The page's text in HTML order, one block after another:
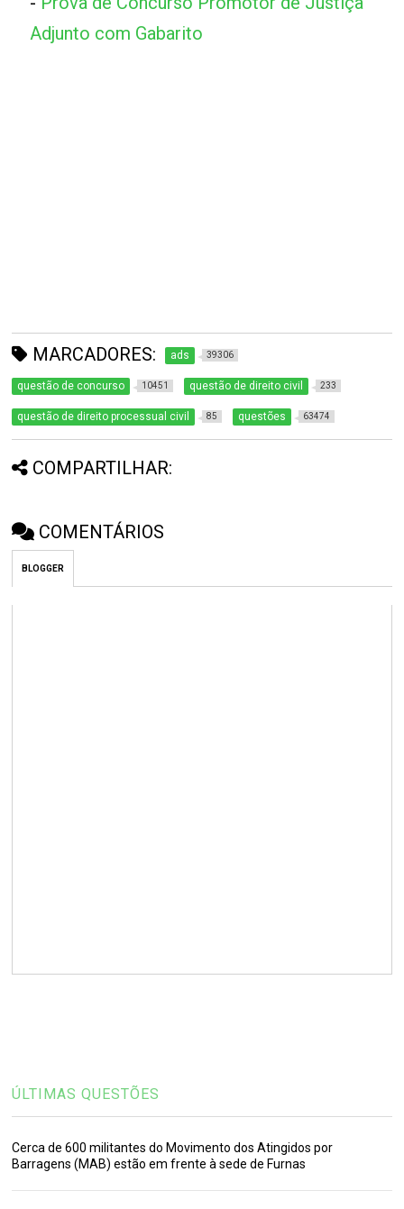
Adjunto com Gabarito
MARCADORES: ads 39306
questão de concurso 10451 questão de direito civil 233
questão de direito processual civil 85 questões 63474
COMPARTILHAR:
COMENTÁRIOS
BLOGGER
ÚLTIMAS QUESTÕES
Cerca de 600 militantes do Movimento dos Atingidos por
Barragens (MAB) estão em frente à sede de Furnas